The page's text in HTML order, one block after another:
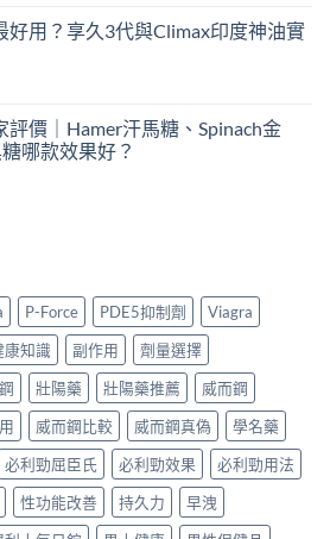
好用？享久3代與Climax印度神油實
評價｜Hamer汗馬糖、Spinach金
哪款效果好？
P-Force PDE5抑制劑
Viagra
康知識 副作用
劑量選擇
壯陽藥 壯陽藥推薦
威而鋼
威而鋼比較 威而鋼真偽
學名藥
必利勁屈臣氏 必利勁效果
必利勁用法
性功能改善 持久力
早洩